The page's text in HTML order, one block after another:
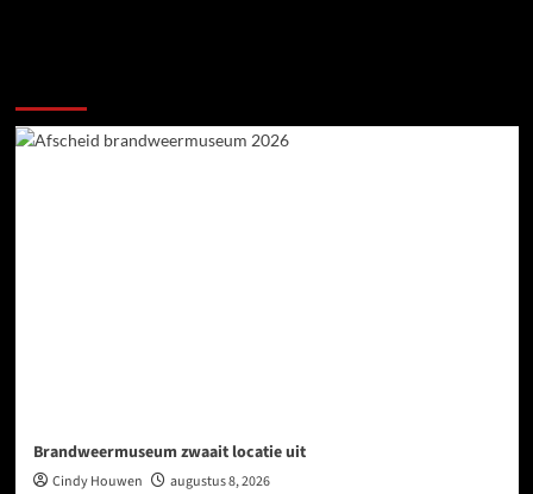
Brandweermuseum zwaait locatie uit
Cindy Houwen augustus 8, 2026